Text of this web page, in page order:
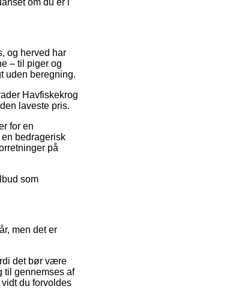
om du er i
og herved har
– til piger og
uden beregning.
Havfiskekrog
laveste pris.
for en
bedragerisk
på
som
men det er
det bør være
til gennemses af
du forvoldes